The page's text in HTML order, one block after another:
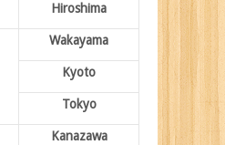
Hiroshima
Wakayama
Kyoto
Tokyo
Kanazawa